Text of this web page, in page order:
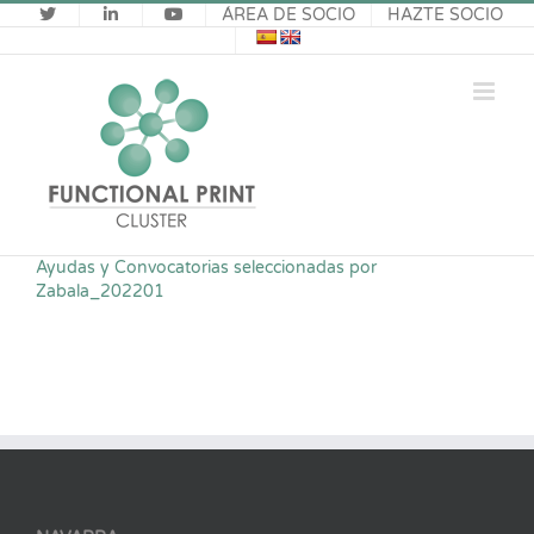
Saltar
al
contenido
ÁREA DE SOCIO HAZTE SOCIO
Ayudas y Convocatorias seleccionadas por
Zabala_202201